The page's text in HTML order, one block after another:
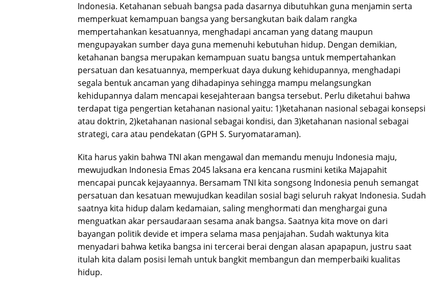
Indonesia. Ketahanan sebuah bangsa pada dasarnya dibutuhkan guna menjamin serta
memperkuat kemampuan bangsa yang bersangkutan baik dalam rangka
mempertahankan kesatuannya, menghadapi ancaman yang datang maupun
mengupayakan sumber daya guna memenuhi kebutuhan hidup. Dengan demikian,
ketahanan bangsa merupakan kemampuan suatu bangsa untuk mempertahankan
persatuan dan kesatuannya, memperkuat daya dukung kehidupannya, menghadapi
segala bentuk ancaman yang dihadapinya sehingga mampu melangsungkan
kehidupannya dalam mencapai kesejahteraan bangsa tersebut. Perlu diketahui bahwa
terdapat tiga pengertian ketahanan nasional yaitu: 1)ketahanan nasional sebagai konsepsi
atau doktrin, 2)ketahanan nasional sebagai kondisi, dan 3)ketahanan nasional sebagai
strategi, cara atau pendekatan (GPH S. Suryomataraman).
Kita harus yakin bahwa TNI akan mengawal dan memandu menuju Indonesia maju,
mewujudkan Indonesia Emas 2045 laksana era kencana rusmini ketika Majapahit
mencapai puncak kejayaannya. Bersamam TNI kita songsong Indonesia penuh semangat
persatuan dan kesatuan mewujudkan keadilan sosial bagi seluruh rakyat Indonesia. Sudah
saatnya kita hidup dalam kedamaian, saling menghormati dan menghargai guna
menguatkan akar persaudaraan sesama anak bangsa. Saatnya kita move on dari
bayangan politik devide et impera selama masa penjajahan. Sudah waktunya kita
menyadari bahwa ketika bangsa ini tercerai berai dengan alasan apapapun, justru saat
itulah kita dalam posisi lemah untuk bangkit membangun dan memperbaiki kualitas
hidup.